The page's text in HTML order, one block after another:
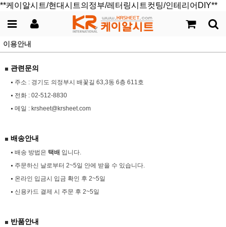
**케이알시트/현대시트의정부/레터링시트컷팅/인테리어DIY**
이용안내
관련문의
주소 : 경기도 의정부시 배꽃길 63,3동 6층 611호
전화 : 02-512-8830
메일 : krsheet@krsheet.com
배송안내
배송 방법은 택배 입니다.
주문하신 날로부터 2~5일 안에 받을 수 있습니다.
온라인 입금시 입금 확인 후 2~5일
신용카드 결제 시 주문 후 2~5일
반품안내